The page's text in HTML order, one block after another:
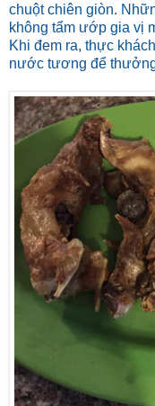
chuột chiên giòn.
không tẩm ướp gia vị
Khi đem ra, thực
nước tương để